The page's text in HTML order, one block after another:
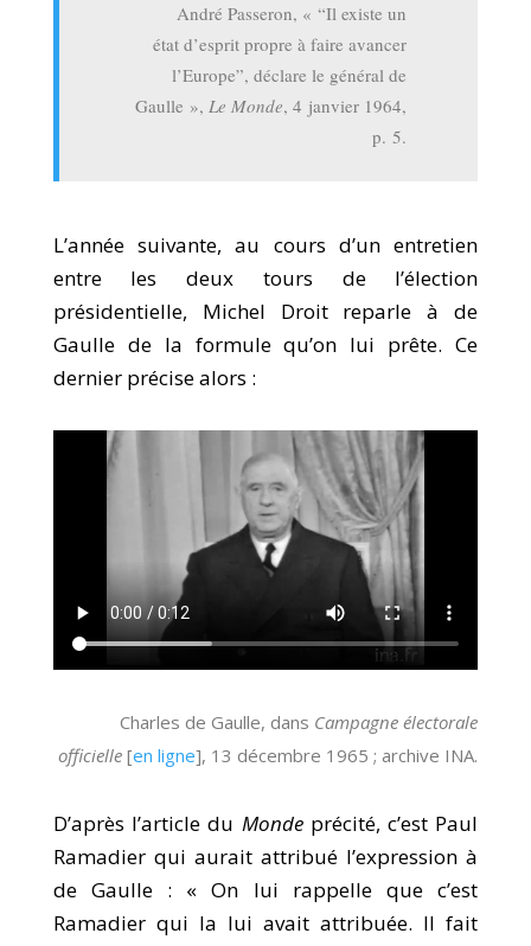
André Passeron, « “Il existe un
état d’esprit propre à faire avancer
l’Europe”, déclare le général de
Gaulle »,Le Monde, 4 janvier 1964,
p. 5.
L’année suivante, au cours d’un entretien
entre les deux tours de l’élection
présidentielle, Michel Droit reparle à de
Gaulle de la formule qu’on lui prête. Ce
dernier précise alors :
Charles de Gaulle, dans Campagne électorale
officielle [en ligne], 13 décembre 1965 ; archive INA.
D’après l’article du Mondeprécité, c’est Paul
Ramadier qui aurait attribué l’expression à
de Gaulle : « On lui rappelle que c’est
Ramadier qui la lui avait attribuée. Il fait